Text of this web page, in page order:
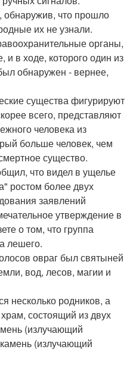
что прошло
их не узнали.
органы,
и в ходе, которого один из
обнаружен - вернее,
существа фигурируют
всего, представляют
человека из
больше человек, чем
существо.
что видел в ущелье
ростом более двух
заявлений
утверждение в
о том, что группа
лешего.
овраг был святыней
вод, лесов, магии и
несколько родников, а
состоящий из двух
(излучающий
(излучающий